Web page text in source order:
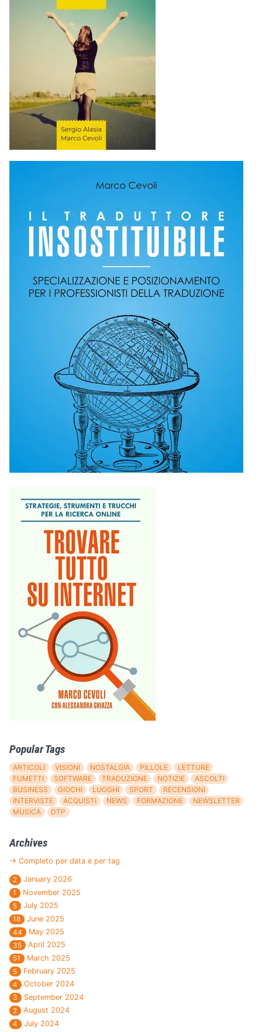
Popular Tags
ARTICOLI VISIONI NOSTALGIA PILLOLE
LETTURE
FUMETTI
SOFTWARE TRADUZIONE NOTIZIE
ASCOLTI
BUSINESS
GIOCHI LUOGHI SPORT
RECENSIONI
INTERVISTE
ACQUISTI NEWS FORMAZIONE
NEWSLETTER
MUSICA
DTP
Archives
→ Completo per data e per tag
2
January 2026
1
November 2025
5
July 2025
18
June 2025
44
May 2025
35
April 2025
51
March 2025
5
February 2025
4
October 2024
3
September 2024
2
August 2024
4
July 2024